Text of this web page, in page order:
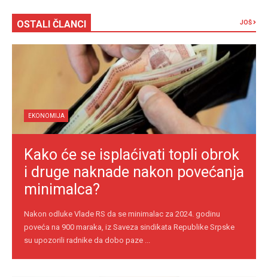
OSTALI ČLANCI JOŠ
EKONOMIJA
Kako će se isplaćivati topli obrok
i druge naknade nakon povećanja
minimalca?
Nakon odluke Vlade RS da se minimalac za 2024. godinu
poveća na 900 maraka, iz Saveza sindikata Republike Srpske
su upozorili radnike da dobo paze ...